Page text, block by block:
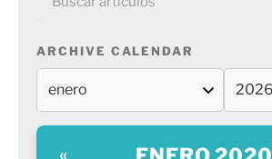
ARCHIVE CALENDAR